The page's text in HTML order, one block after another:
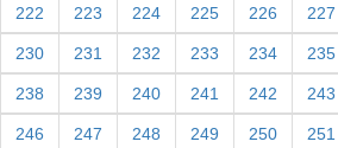
166 167 168 169 170 171
174 175 176 177 178 179
182 183 184 185 186 187
190 191 192 193 194 195